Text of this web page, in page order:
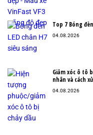
Top 7 Bóng
04.08.2026
Giảm xóc ô tô
nhân và cách
04.08.2026